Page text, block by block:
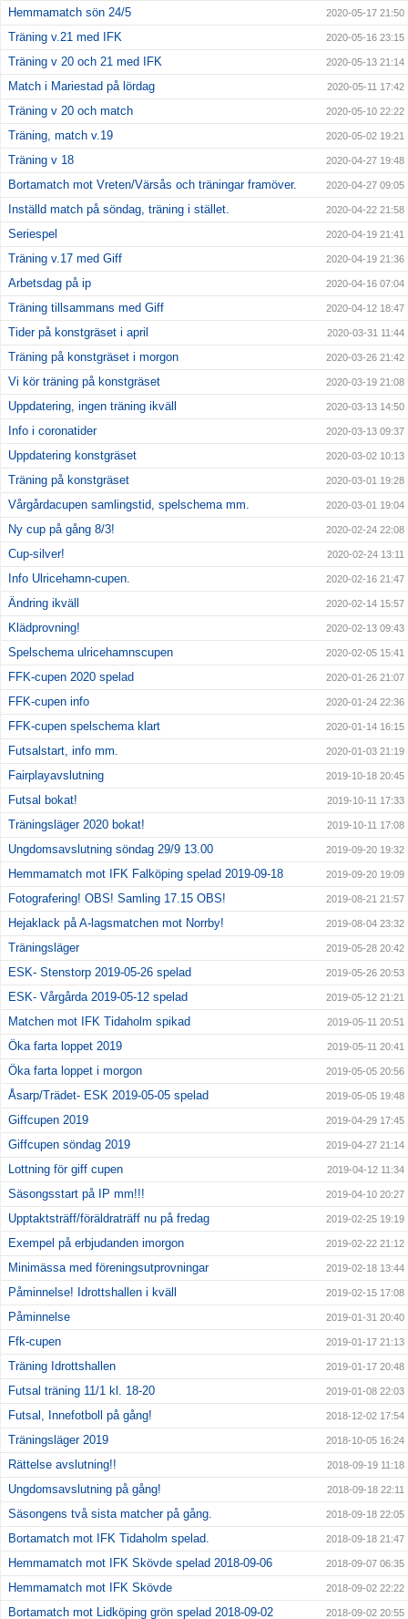
Hemmamatch sön 24/5 2020-05-17 21:50
Träning v.21 med IFK 2020-05-16 23:15
Träning v 20 och 21 med IFK 2020-05-13 21:14
Match i Mariestad på lördag 2020-05-11 17:42
Träning v 20 och match 2020-05-10 22:22
Träning, match v.19 2020-05-02 19:21
Träning v 18 2020-04-27 19:48
Bortamatch mot Vreten/Värsås och träningar framöver. 2020-04-27 09:05
Inställd match på söndag, träning i stället. 2020-04-22 21:58
Seriespel 2020-04-19 21:41
Träning v.17 med Giff 2020-04-19 21:36
Arbetsdag på ip 2020-04-16 07:04
Träning tillsammans med Giff 2020-04-12 18:47
Tider på konstgräset i april 2020-03-31 11:44
Träning på konstgräset i morgon 2020-03-26 21:42
Vi kör träning på konstgräset 2020-03-19 21:08
Uppdatering, ingen träning ikväll 2020-03-13 14:50
Info i coronatider 2020-03-13 09:37
Uppdatering konstgräset 2020-03-02 10:13
Träning på konstgräset 2020-03-01 19:28
Vårgårdacupen samlingstid, spelschema mm. 2020-03-01 19:04
Ny cup på gång 8/3! 2020-02-24 22:08
Cup-silver! 2020-02-24 13:11
Info Ulricehamn-cupen. 2020-02-16 21:47
Ändring ikväll 2020-02-14 15:57
Klädprovning! 2020-02-13 09:43
Spelschema ulricehamnscupen 2020-02-05 15:41
FFK-cupen 2020 spelad 2020-01-26 21:07
FFK-cupen info 2020-01-24 22:36
FFK-cupen spelschema klart 2020-01-14 16:15
Futsalstart, info mm. 2020-01-03 21:19
Fairplayavslutning 2019-10-18 20:45
Futsal bokat! 2019-10-11 17:33
Träningsläger 2020 bokat! 2019-10-11 17:08
Ungdomsavslutning söndag 29/9 13.00 2019-09-20 19:32
Hemmamatch mot IFK Falköping spelad 2019-09-18 2019-09-20 19:09
Fotografering! OBS! Samling 17.15 OBS! 2019-08-21 21:57
Hejaklack på A-lagsmatchen mot Norrby! 2019-08-04 23:32
Träningsläger 2019-05-28 20:42
ESK- Stenstorp 2019-05-26 spelad 2019-05-26 20:53
ESK- Vårgårda 2019-05-12 spelad 2019-05-12 21:21
Matchen mot IFK Tidaholm spikad 2019-05-11 20:51
Öka farta loppet 2019 2019-05-11 20:41
Öka farta loppet i morgon 2019-05-05 20:56
Åsarp/Trädet- ESK 2019-05-05 spelad 2019-05-05 19:48
Giffcupen 2019 2019-04-29 17:45
Giffcupen söndag 2019 2019-04-27 21:14
Lottning för giff cupen 2019-04-12 11:34
Säsongsstart på IP mm!!! 2019-04-10 20:27
Upptaktsträff/föräldraträff nu på fredag 2019-02-25 19:19
Exempel på erbjudanden imorgon 2019-02-22 21:12
Minimässa med föreningsutprovningar 2019-02-18 13:44
Påminnelse! Idrottshallen i kväll 2019-02-15 17:08
Påminnelse 2019-01-31 20:40
Ffk-cupen 2019-01-17 21:13
Träning Idrottshallen 2019-01-17 20:48
Futsal träning 11/1 kl. 18-20 2019-01-08 22:03
Futsal, Innefotboll på gång! 2018-12-02 17:54
Träningsläger 2019 2018-10-05 16:24
Rättelse avslutning!! 2018-09-19 11:18
Ungdomsavslutning på gång! 2018-09-18 22:11
Säsongens två sista matcher på gång. 2018-09-18 22:05
Bortamatch mot IFK Tidaholm spelad. 2018-09-18 21:47
Hemmamatch mot IFK Skövde spelad 2018-09-06 2018-09-07 06:35
Hemmamatch mot IFK Skövde 2018-09-02 22:22
Bortamatch mot Lidköping grön spelad 2018-09-02 2018-09-02 20:55